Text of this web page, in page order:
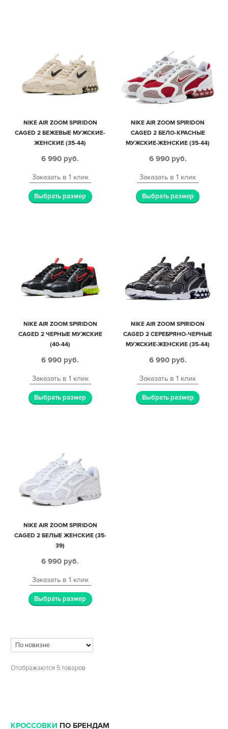
NIKE AIR ZOOM SPIRIDON
CAGED 2 БЕЖЕВЫЕ МУЖСКИЕ-
ЖЕНСКИЕ (35-44)
6 990 руб.
Заказать в 1 клик
Выбрать размер
NIKE AIR ZOOM SPIRIDON
CAGED 2 БЕЛО-КРАСНЫЕ
МУЖСКИЕ-ЖЕНСКИЕ (35-44)
6 990 руб.
Заказать в 1 клик
Выбрать размер
NIKE AIR ZOOM SPIRIDON
CAGED 2 ЧЕРНЫЕ МУЖСКИЕ
(40-44)
6 990 руб.
Заказать в 1 клик
Выбрать размер
NIKE AIR ZOOM SPIRIDON
CAGED 2 СЕРЕБРЯНО-ЧЕРНЫЕ
МУЖСКИЕ-ЖЕНСКИЕ (35-44)
6 990 руб.
Заказать в 1 клик
Выбрать размер
NIKE AIR ZOOM SPIRIDON
CAGED 2 БЕЛЫЕ ЖЕНСКИЕ (35-
39)
6 990 руб.
Заказать в 1 клик
Выбрать размер
Отображаются 5 товаров
КРОССОВКИ ПО БРЕНДАМ